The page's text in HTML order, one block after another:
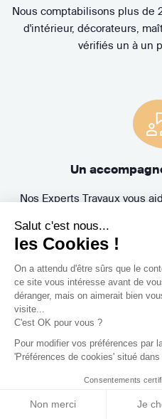
Salut c'est nous...
les Cookies !
On a attendu d'être sûrs que le
ce site vous intéresse avant de
déranger, mais on aimerait bien
visite...
C'est OK pour vous ?
Pour modifier vos préférences par
'Préférences de cookies' situé dans
Consentements
Non merci Je
Nous comptabilisons plus de
d'intérieur, décorateurs,
vérifiés un à un
Un
Nos Experts Travaux vous
(architecte, architecte
d'œuvre, paysagiste) idéal
projet. Bénéficiez
Travaux MMA offerte et
3 rendez-